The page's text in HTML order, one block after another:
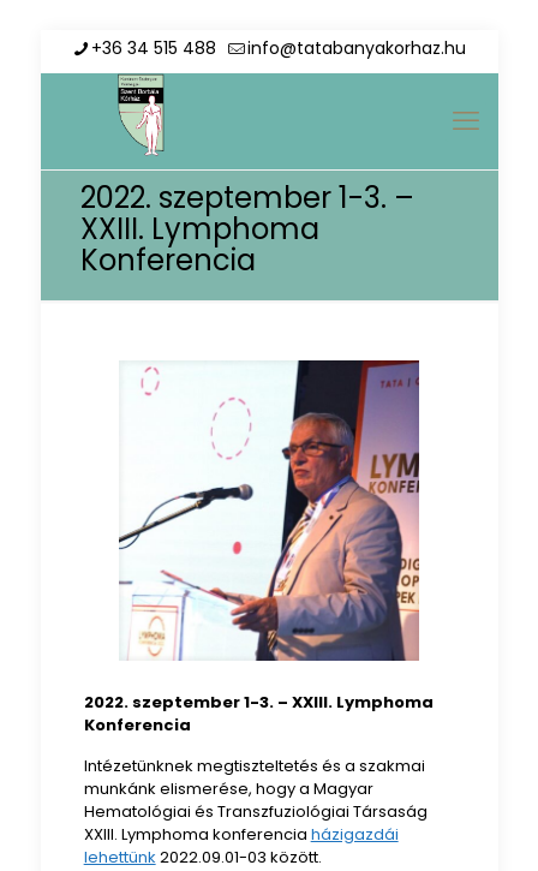
+36 34 515 488 info@tatabanyakorhaz.hu
2022. szeptember 1-3. –
XXIII. Lymphoma
Konferencia
2022. szeptember 1-3. – XXIII. Lymphoma
Konferencia
Intézetünknek megtiszteltetés és a szakmai
munkánk elismerése, hogy a Magyar
Hematológiai és Transzfuziológiai Társaság
XXIII. Lymphoma konferencia házigazdái
lehettünk 2022.09.01-03 között.